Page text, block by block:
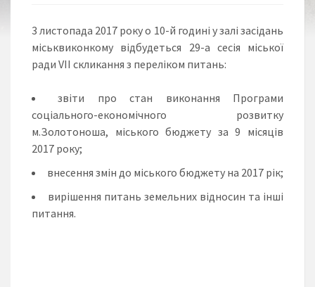
3 листопада 2017 року о 10-й годині у залі засідань
міськвиконкому відбудеться 29-а сесія міської
ради VІІ скликання з переліком питань:
звіти про стан виконання Програми
соціального-економічного розвитку
м.Золотоноша, міського бюджету за 9 місяців
2017 року;
внесення змін до міського бюджету на 2017 рік;
вирішення питань земельних відносин та інші
питання.